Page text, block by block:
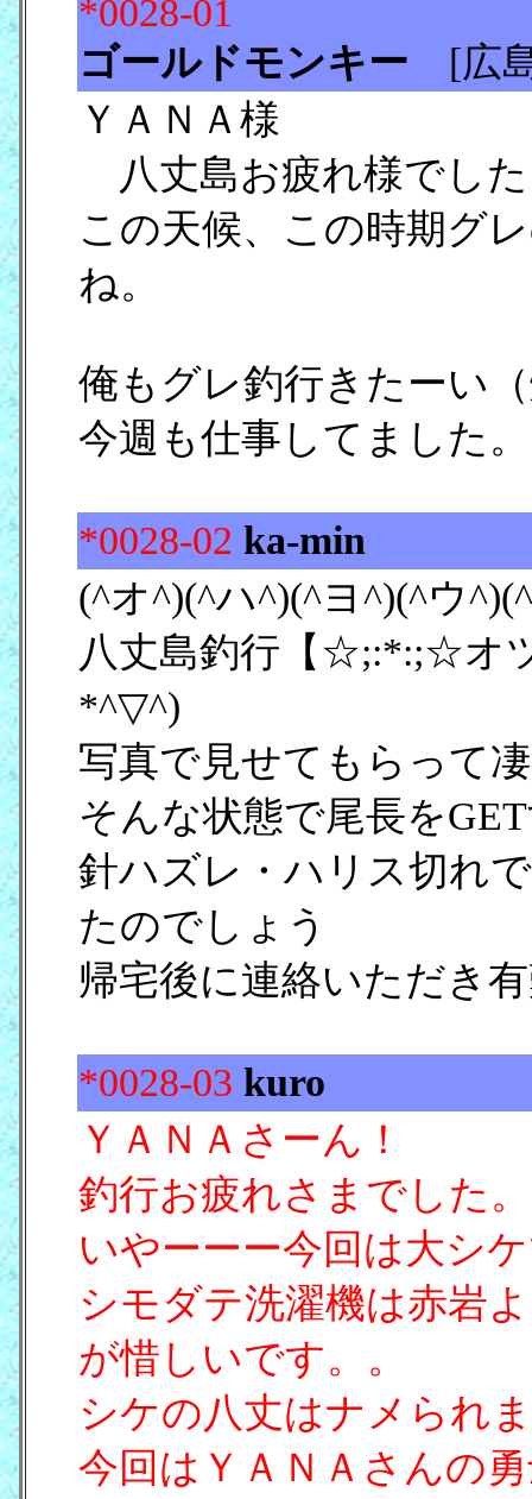
*0028-01
ゴールドモンキー [広
ＹＡＮＡ様
八丈島お疲れ様でし
この天候、この時期グ
ね。
俺もグレ釣行きたーい
今週も仕事してました
*0028-02 ka-min
(^オ^)(^ハ^)(^ヨ^)(^ウ
八丈島釣行【☆;:*:;☆オ
*^▽^)ゝ
写真で見せてもらって
そんな状態で尾長を
針ハズレ・ハリス切れ
たのでしょう
帰宅後に連絡いただき
*0028-03 kuro
ＹＡＮＡさーん！
釣行お疲れさまでした
いやーーー今回は大シ
シモダテ洗濯機は赤岩
が惜しいです。。
シケの八丈はナメられ
今回はＹＡＮＡさんの